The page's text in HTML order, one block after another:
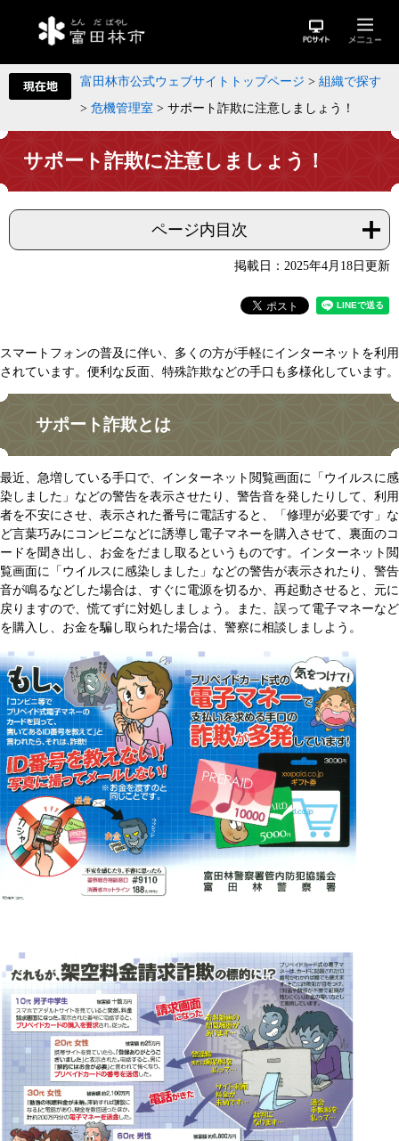
富田林市公式ウェブサイトトップページ > 組織で探す
> 危機管理室 > サポート詐欺に注意しましょう！
サポート詐欺に注意しましょう！
ページ内目次
掲載日：2025年4月18日更新
スマートフォンの普及に伴い、多くの方が手軽にインターネットを利用
されています。便利な反面、特殊詐欺などの手口も多様化しています。
サポート詐欺とは
最近、急増している手口で、インターネット閲覧画面に「ウイルスに感
染しました」などの警告を表示させたり、警告音を発したりして、利用
者を不安にさせ、表示された番号に電話すると、「修理が必要です」な
ど言葉巧みにコンビニなどに誘導し電子マネーを購入させて、裏面のコ
ードを聞き出し、お金をだまし取るというものです。インターネット閲
覧画面に「ウイルスに感染しました」などの警告が表示されたり、警告
音が鳴るなどした場合は、すぐに電源を切るか、再起動させると、元に
戻りますので、慌てずに対処しましょう。また、誤って電子マネーなど
を購入し、お金を騙し取られた場合は、警察に相談しましよう。